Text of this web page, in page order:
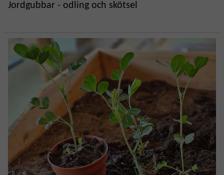
Jordgubbar - odling och skötsel